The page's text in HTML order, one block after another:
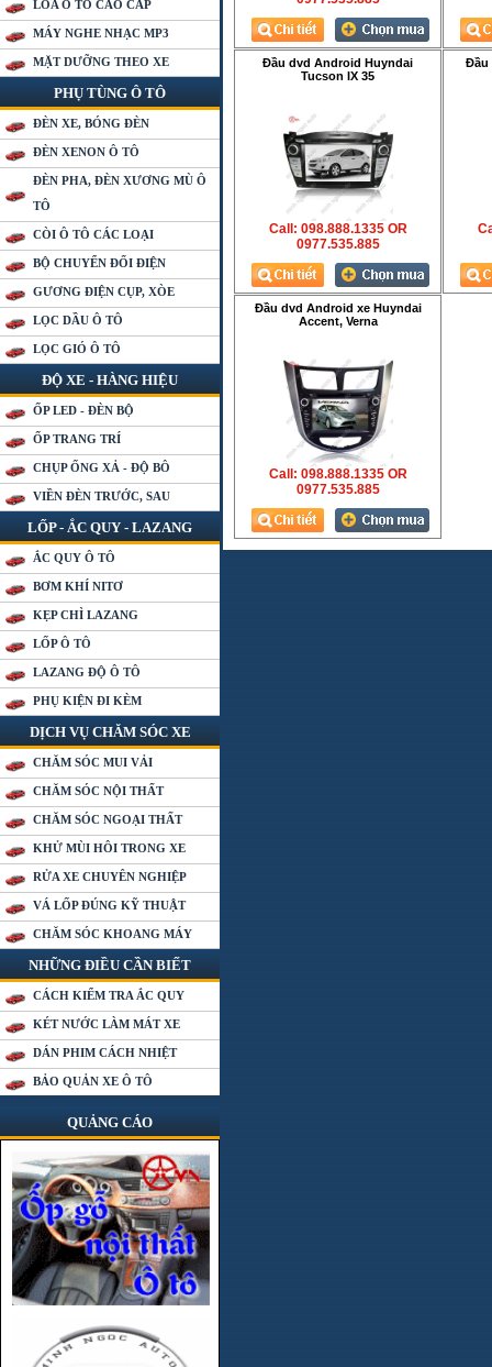
LOA Ô TÔ CAO CẤP
MÁY NGHE NHẠC MP3
MẶT DƯỠNG THEO XE
PHỤ TÙNG Ô TÔ
ĐÈN XE, BÓNG ĐÈN
ĐÈN XENON Ô TÔ
ĐÈN PHA, ĐÈN XƯƠNG MÙ Ô
TÔ
CÒI Ô TÔ CÁC LOẠI
BỘ CHUYỂN ĐỔI ĐIỆN
GƯƠNG ĐIỆN CỤP, XÒE
LỌC DẦU Ô TÔ
LỌC GIÓ Ô TÔ
ĐỘ XE - HÀNG HIỆU
ỐP LED - ĐÈN BỘ
ỐP TRANG TRÍ
CHỤP ỐNG XẢ - ĐỘ BÔ
VIỀN ĐÈN TRƯỚC, SAU
LỐP - ẮC QUY - LAZANG
ẮC QUY Ô TÔ
BƠM KHÍ NITƠ
KẸP CHÌ LAZANG
LỐP Ô TÔ
LAZANG ĐỘ Ô TÔ
PHỤ KIỆN ĐI KÈM
DỊCH VỤ CHĂM SÓC XE
CHĂM SÓC MUI VẢI
CHĂM SÓC NỘI THẤT
CHĂM SÓC NGOẠI THẤT
KHỬ MÙI HÔI TRONG XE
RỬA XE CHUYÊN NGHIỆP
VÁ LỐP ĐÚNG KỸ THUẬT
CHĂM SÓC KHOANG MÁY
NHỮNG ĐIỀU CẦN BIẾT
CÁCH KIỂM TRA ẮC QUY
KÉT NƯỚC LÀM MÁT XE
DÁN PHIM CÁCH NHIỆT
BẢO QUẢN XE Ô TÔ
QUẢNG CÁO
Đầu dvd Android Huyndai
Tucson IX 35
Call: 098.888.1335 OR
0977.535.885
Đầu
Đầu dvd Android xe Huyndai
Accent, Verna
Call: 098.888.1335 OR
0977.535.885